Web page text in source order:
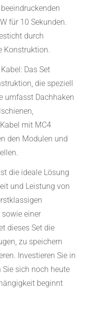
für 10 Sekunden.
durch
Konstruktion.
Das Set
die speziell
umfasst Dachhaken
mit MC4
den Modulen und
die ideale Lösung
und Leistung von
sowie einer
dieses Set die
zu speichern
Investieren Sie in
sich noch heute
beginnt